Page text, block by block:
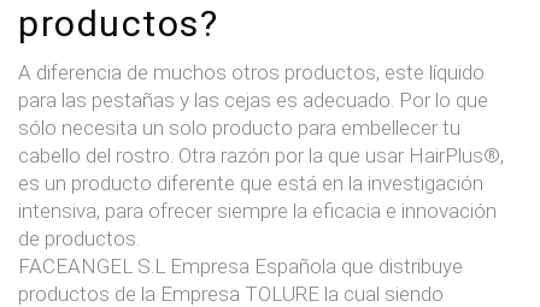
productos?
A diferencia de muchos otros productos, este líquido
para las pestañas y las cejas es adecuado. Por lo que
sólo necesita un solo producto para embellecer tu
cabello del rostro. Otra razón por la que usar HairPlus®,
es un producto diferente que está en la investigación
intensiva, para ofrecer siempre la eficacia e innovación
de productos.
FACEANGEL S.L Empresa Española que distribuye
productos de la Empresa TOLURE la cual siendo